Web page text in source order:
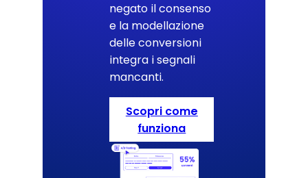
negato il consenso
e la modellazione
delle conversioni
integra i segnali
mancanti.
Scopri come
funziona